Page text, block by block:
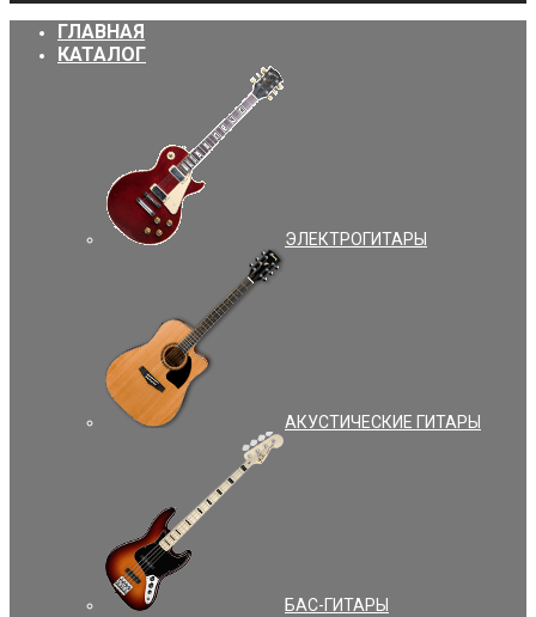
ГЛАВНАЯ
КАТАЛОГ
ЭЛЕКТРОГИТАРЫ
АКУСТИЧЕСКИЕ ГИТАРЫ
БАС-ГИТАРЫ